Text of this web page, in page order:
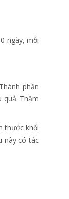
ngày, mỗi
phần
quả. Thậm
thước khối
này có tác